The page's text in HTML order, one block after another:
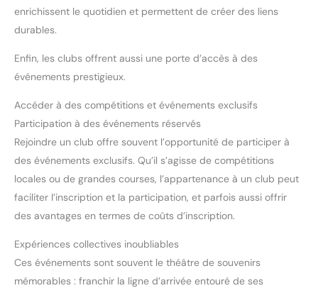
enrichissent le quotidien et permettent de créer des liens
durables.
Enfin, les clubs offrent aussi une porte d’accès à des
événements prestigieux.
Accéder à des compétitions et événements exclusifs
Participation à des événements réservés
Rejoindre un club offre souvent l’opportunité de participer à
des événements exclusifs. Qu’il s’agisse de compétitions
locales ou de grandes courses, l’appartenance à un club peut
faciliter l’inscription et la participation, et parfois aussi offrir
des avantages en termes de coûts d’inscription.
Expériences collectives inoubliables
Ces événements sont souvent le théâtre de souvenirs
mémorables : franchir la ligne d’arrivée entouré de ses